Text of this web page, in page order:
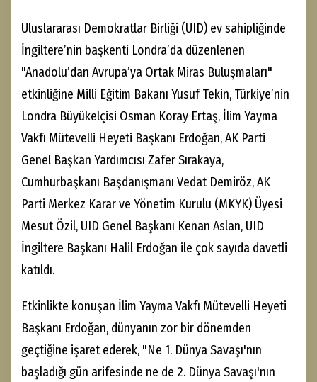
Uluslararası Demokratlar Birliği (UID) ev sahipliğinde
İngiltere’nin başkenti Londra’da düzenlenen
"Anadolu’dan Avrupa’ya Ortak Miras Buluşmaları"
etkinliğine Milli Eğitim Bakanı Yusuf Tekin, Türkiye’nin
Londra Büyükelçisi Osman Koray Ertaş, İlim Yayma
Vakfı Mütevelli Heyeti Başkanı Erdoğan, AK Parti
Genel Başkan Yardımcısı Zafer Sırakaya,
Cumhurbaşkanı Başdanışmanı Vedat Demiröz, AK
Parti Merkez Karar ve Yönetim Kurulu (MKYK) Üyesi
Mesut Özil, UID Genel Başkanı Kenan Aslan, UID
İngiltere Başkanı Halil Erdoğan ile çok sayıda davetli
katıldı.
Etkinlikte konuşan İlim Yayma Vakfı Mütevelli Heyeti
Başkanı Erdoğan, dünyanın zor bir dönemden
geçtiğine işaret ederek, "Ne 1. Dünya Savaşı'nın
başladığı gün arifesinde ne de 2. Dünya Savaşı'nın